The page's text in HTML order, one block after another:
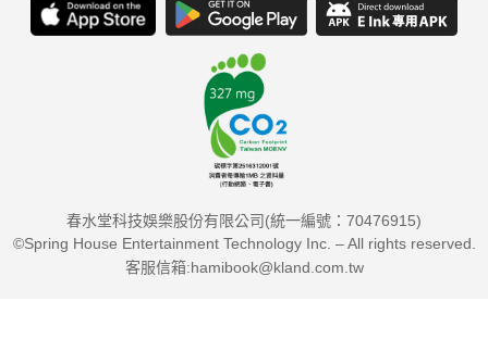
春水堂科技娛樂股份有限公司(統一編號：70476915)
©Spring House Entertainment Technology Inc. – All rights reserved.
客服信箱:hamibook@kland.com.tw